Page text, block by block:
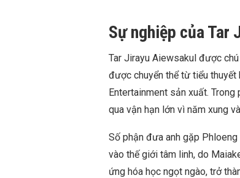
Sự nghiệp của Tar
Tar Jirayu Aiewsakul được
được chuyển thể từ tiểu thuyết
Entertainment sản xuất.
qua vận hạn lớn vì năm xung
Số phận đưa anh gặp
vào thế giới tâm linh, do
ứng hóa học ngọt ngào, trở